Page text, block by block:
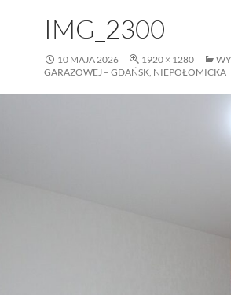
IMG_2300
10 MAJA 2026 1920 × 1280
GARAŻOWEJ – GDAŃSK, NIEPOŁOMICKA